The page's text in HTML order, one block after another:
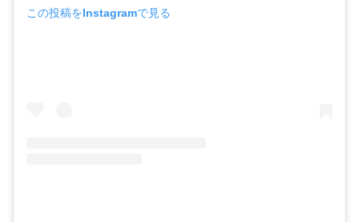
この投稿をInstagramで見る